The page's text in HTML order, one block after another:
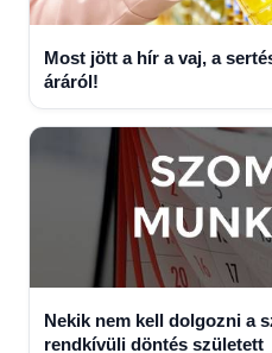
Most jött a hír a vaj, a
áráról!
Nekik nem kell dolgozni a
rendkívüli döntés született